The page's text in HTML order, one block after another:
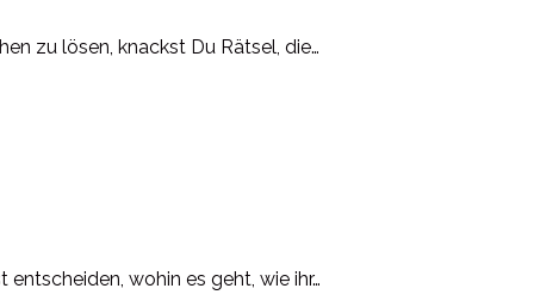
zu lösen, knackst Du Rätsel, die…
entscheiden, wohin es geht, wie ihr…